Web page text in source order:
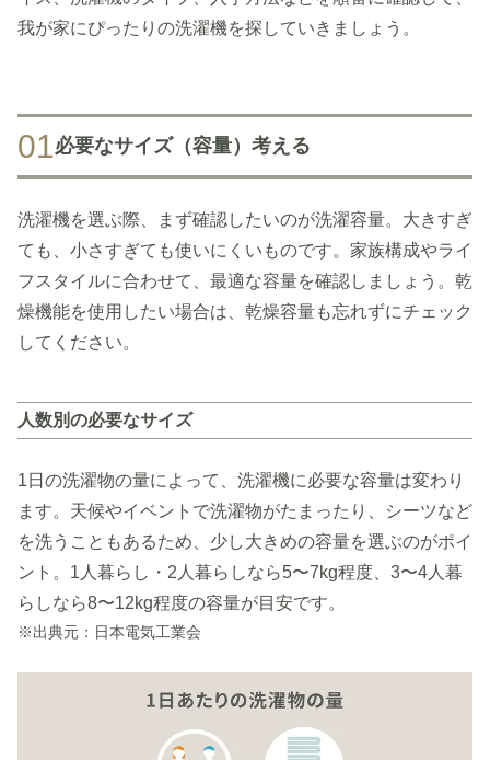
我が家にぴったりの洗濯機を探していきましょう。
01必要なサイズ（容量）考える
洗濯機を選ぶ際、まず確認したいのが洗濯容量。大きすぎ
ても、小さすぎても使いにくいものです。家族構成やライ
フスタイルに合わせて、最適な容量を確認しましょう。乾
燥機能を使用したい場合は、乾燥容量も忘れずにチェック
してください。
人数別の必要なサイズ
1日の洗濯物の量によって、洗濯機に必要な容量は変わり
ます。天候やイベントで洗濯物がたまったり、シーツなど
を洗うこともあるため、少し大きめの容量を選ぶのがポイ
ント。1人暮らし・2人暮らしなら5〜7kg程度、3〜4人暮
らしなら8〜12kg程度の容量が目安です。
※出典元：日本電気工業会